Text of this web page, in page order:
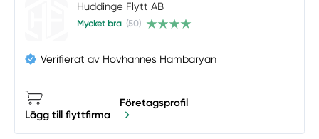
Huddinge Flytt AB
Mycket bra (50)
Verifierat av Hovhannes Hambaryan
Lägg till flyttfirma
Företagsprofil